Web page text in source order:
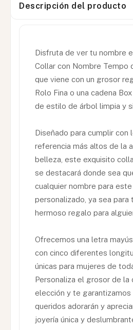
Descripción del producto
Disfruta de ver tu nombre
Collar con Nombre Tempo
que viene con un grosor
Rolo Fina o una cadena
de estilo de árbol limpia y
Diseñado para cumplir con
referencia más altos de la
belleza, este exquisito
se destacará donde sea
cualquier nombre para
personalizado, ya sea para
hermoso regalo para
Ofrecemos una letra
con cinco diferentes
únicas para mujeres de
Personaliza el grosor de la
elección y te
queridos adorarán y
joyería única y